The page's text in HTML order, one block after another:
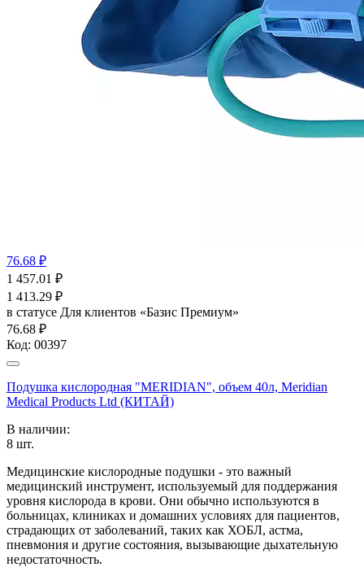
76.68 ₽
1 457.01 ₽
1 413.29 ₽
в статусе Для клиентов «Базис Премиум»
76.68 ₽
Код: 00397
Подушка кислородная "MERIDIAN", объем 40л, Meridian
Medical Products Ltd (КИТАЙ)
В наличии:
8 шт.
Медицинские кислородные подушки - это важный
медицинский инструмент, используемый для поддержания
уровня кислорода в крови. Они обычно используются в
больницах, клиниках и домашних условиях для пациентов,
страдающих от заболеваний, таких как ХОБЛ, астма,
пневмония и другие состояния, вызывающие дыхательную
недостаточность.